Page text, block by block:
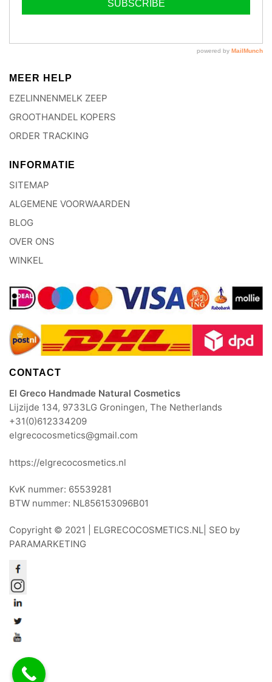
MEER HELP
EZELINNENMELK ZEEP
GROOTHANDEL KOPERS
ORDER TRACKING
INFORMATIE
SITEMAP
ALGEMENE VOORWAARDEN
BLOG
OVER ONS
WINKEL
CONTACT
El Greco Handmade Natural Cosmetics
Lijzijde 134, 9733LG Groningen, The Netherlands
+31(0)612334209
elgrecocosmetics@gmail.com
https://elgrecocosmetics.nl
KvK nummer: 65539281
BTW nummer: NL856153096B01
Copyright © 2021 | ELGRECOCOSMETICS.NL | SEO by
PARAMARKETING